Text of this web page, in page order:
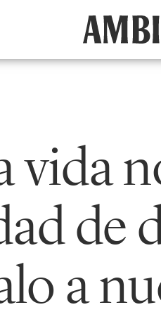
vida
de
a